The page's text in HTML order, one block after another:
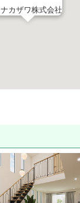
ナカザワ株式会社